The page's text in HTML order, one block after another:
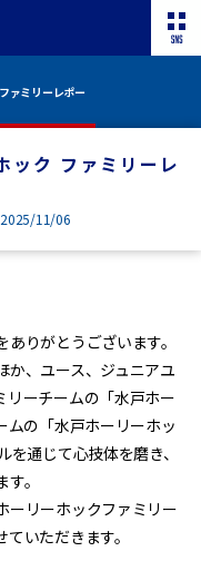
ァミリーレポー
ック ファミリーレ
11/06
りがとうございます。
か、ユース、ジュニアユ
リーチームの「水戸ホー
ムの「水戸ホーリーホッ
通じて心技体を磨き、
。
ーリーホックファミリー
いただきます。